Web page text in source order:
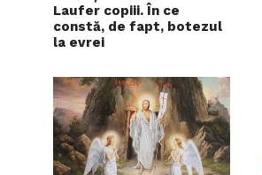
Laufer copiii. În ce
constă, de fapt, botezul
la evrei